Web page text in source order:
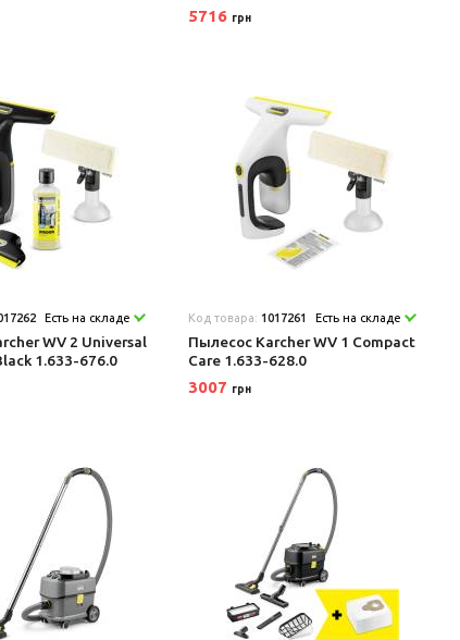
5716 грн
Есть на складе
WV 2 Universal
1.633-676.0
Код товара: 1017261 Есть на складе
Пылесос Karcher WV 1 Compact
Care 1.633-628.0
3007 грн